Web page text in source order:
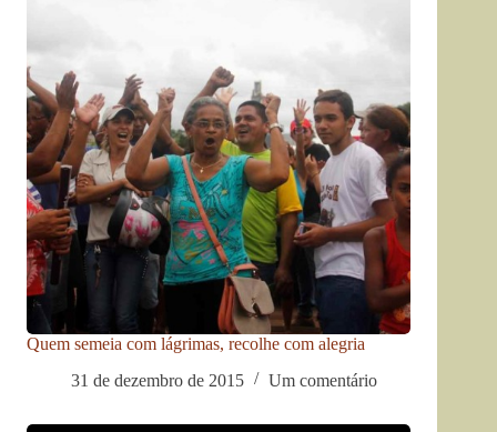
Quem semeia com lágrimas, recolhe com alegria
31 de dezembro de 2015
Um comentário